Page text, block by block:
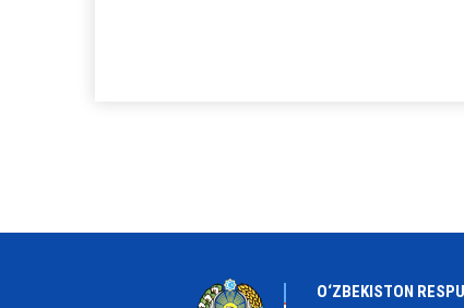
O‘ZBEKISTON